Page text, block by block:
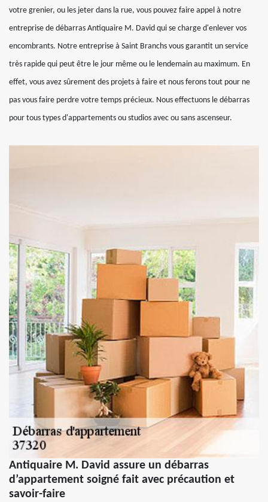
votre grenier, ou les jeter dans la rue, vous pouvez faire appel à notre
entreprise de débarras Antiquaire M. David qui se charge d'enlever vos
encombrants. Notre entreprise à Saint Branchs vous garantit un service
très rapide qui peut être le jour même ou le lendemain au maximum. En
effet, vous avez sûrement des projets à faire et nous ferons tout pour ne
pas vous faire perdre votre temps précieux. Nous effectuons le débarras
pour tous types d'appartements ou studios avec ou sans ascenseur.
Antiquaire M. David assure un débarras
d’appartement soigné fait avec précaution et
savoir-faire